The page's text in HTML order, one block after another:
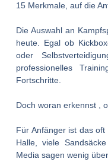
15 Merkmale, auf die
Die Auswahl an
heute. Egal ob
oder
professionelles
Fortschritte.
Doch woran erkennst ,
Für Anfänger ist das
Halle, viele
Media sagen wenig